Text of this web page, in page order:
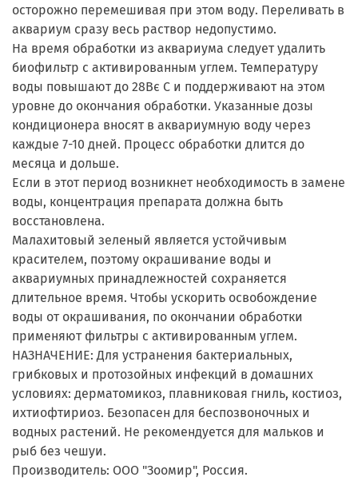
осторожно перемешивая при этом воду. Переливать в
аквариум сразу весь раствор недопустимо.
На время обработки из аквариума следует удалить
биофильтр с активированным углем. Температуру
воды повышают до 28Вє С и поддерживают на этом
уровне до окончания обработки. Указанные дозы
кондиционера вносят в аквариумную воду через
каждые 7-10 дней. Процесс обработки длится до
месяца и дольше.
Если в этот период возникнет необходимость в замене
воды, концентрация препарата должна быть
восстановлена.
Малахитовый зеленый является устойчивым
красителем, поэтому окрашивание воды и
аквариумных принадлежностей сохраняется
длительное время. Чтобы ускорить освобождение
воды от окрашивания, по окончании обработки
применяют фильтры с активированным углем.
НАЗНАЧЕНИЕ: Для устранения бактериальных,
грибковых и протозойных инфекций в домашних
условиях: дерматомикоз, плавниковая гниль, костиоз,
ихтиофтириоз. Безопасен для беспозвоночных и
водных растений. Не рекомендуется для мальков и
рыб без чешуи.
Производитель: ООО "Зоомир", Россия.